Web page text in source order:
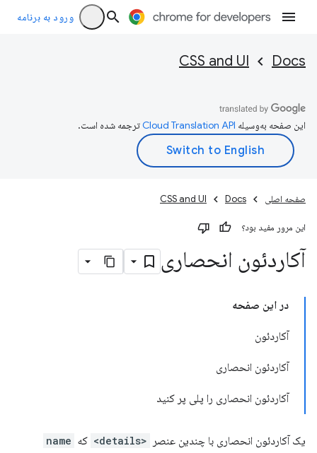
ورود به برنامه
Docs
CSS and UI
این صفحه به‌وسیله ترجمه شده است.
صفحه اصلی Docs
CSS and UI
این مرور مفید بود؟
آکاردئون انحصاری
در این صفحه
آکاردئون
آکاردئون انحصاری
آکاردئون انحصاری را پلی پر کنید
یک آکاردئون انحصاری با چندین عنصر <details> که name